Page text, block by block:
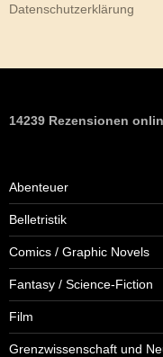
Datenschutzerklärung
14239 Rezensionen
Abenteuer
Belletristik
Comics / Graphic Novels
Fantasy / Science-Fiction
Film
Grenzwissenschaft und